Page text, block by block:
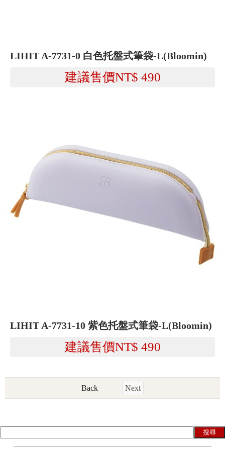
LIHIT A-7731-0 白色托盤式筆袋-L(Bloomin)
建議售價NT$ 490
LIHIT A-7731-10 紫色托盤式筆袋-L(Bloomin)
建議售價NT$ 490
Back Next
搜尋